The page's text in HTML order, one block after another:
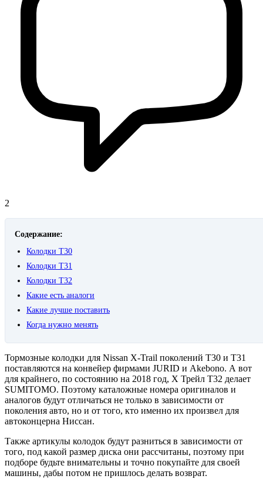
2
Содержание:
Колодки T30
Колодки T31
Колодки T32
Какие есть аналоги
Какие лучше поставить
Когда нужно менять
Тормозные колодки для Nissan X-Trail поколений T30 и T31
поставляются на конвейер фирмами JURID и Akebono. А вот
для крайнего, по состоянию на 2018 год, Х Трейл T32 делает
SUMITOMO. Поэтому каталожные номера оригиналов и
аналогов будут отличаться не только в зависимости от
поколения авто, но и от того, кто именно их произвел для
автоконцерна Ниссан.
Также артикулы колодок будут разниться в зависимости от
того, под какой размер диска они рассчитаны, поэтому при
подборе будьте внимательны и точно покупайте для своей
машины, дабы потом не пришлось делать возврат.